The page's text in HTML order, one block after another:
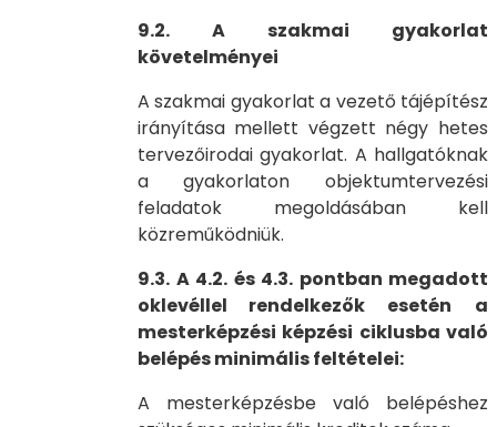
9.2.
A szakmai gyakorlat
követelményei
A szakmai gyakorlat a vezető tájépítész
irányítása mellett végzett négy hetes
tervezőirodai gyakorlat. A hallgatóknak
a gyakorlaton objektumtervezési
feladatok megoldásában kell
közreműködniük.
9.3. A 4.2. és 4.3. pontban megadott
oklevéllel rendelkezők esetén
a
mesterképzési képzési ciklusba való
belépés minimális feltételei:
A mesterképzésbe való belépéshez